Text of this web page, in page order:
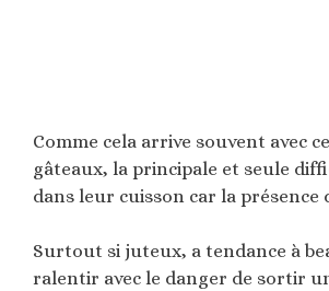
Comme cela arrive souvent avec
gâteaux, la principale et seule
dans leur cuisson car la présence
Surtout si juteux, a tendance à
ralentir avec le danger de sortir